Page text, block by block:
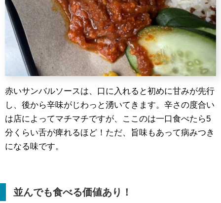
赤いサンバルソースは、口に入れると初めに甘みが先行
し、後から辛味がじわっと湧いてきます。辛さの度合い
は店によってマチマチですが、ここのは一口食べたら5
分くらい舌が痺れるほど！ただ、旨味もあって病みつき
になる味です。
並んでも食べる価値あり！